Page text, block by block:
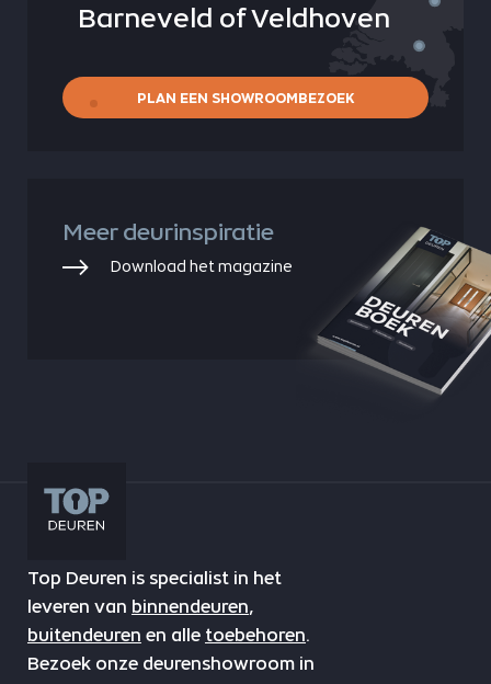
Meer deurinspiratie
Download het magazine
Barneveld of Veldhoven
PLAN EEN SHOWROOMBEZOEK
Top Deuren is specialist in het
leveren van binnendeuren,
buitendeuren en alle toebehoren.
Bezoek onze deurenshowroom in